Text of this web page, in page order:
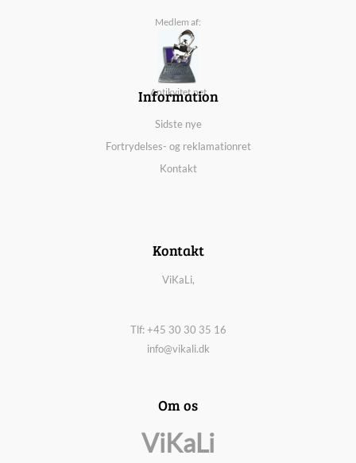
Medlem af:
Antikvitet.net
Information
Sidste nye
Fortrydelses- og reklamationret
Kontakt
Kontakt
ViKaLi,
Tlf: +45 30 30 35 16
info@vikali.dk
Om os
ViKaLi